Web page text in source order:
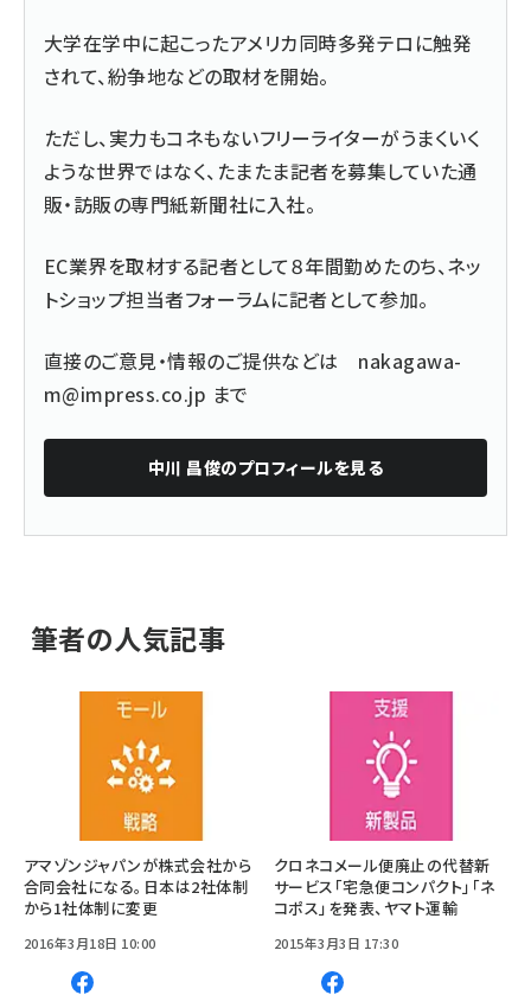
大学在学中に起こったアメリカ同時多発テロに触発
されて、紛争地などの取材を開始。
ただし、実力もコネもないフリーライターがうまくいく
ような世界ではなく、たまたま記者を募集していた通
販・訪販の専門紙新聞社に入社。
EC業界を取材する記者として８年間勤めたのち、ネッ
トショップ担当者フォーラムに記者として参加。
直接のご意見・情報のご提供などは nakagawa-
m@impress.co.jp まで
中川 昌俊のプロフィールを見る
筆者の人気記事
アマゾンジャパンが株式会社から
合同会社になる。日本は2社体制
から1社体制に変更
2016年3月18日 10:00
クロネコメール便廃止の代替新
サービス「宅急便コンパクト」「ネ
コポス」を発表、ヤマト運輸
2015年3月3日 17:30